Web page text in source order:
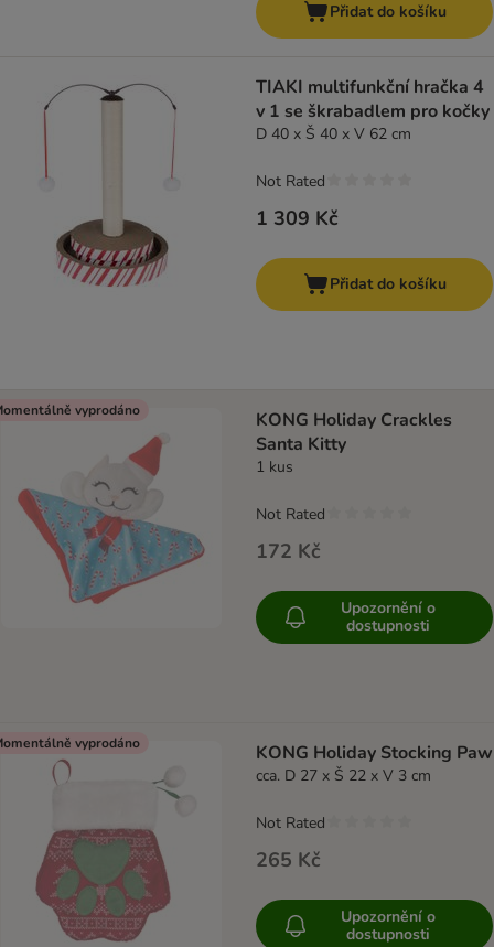
Přidat do košíku
TIAKI multifunkční hračka 4
v 1 se škrabadlem pro kočky
D 40 x Š 40 x V 62 cm
1 309 Kč
Not Rated
Přidat do košíku
vyprodáno
KONG Holiday Crackles
Santa Kitty
1 kus
172 Kč
Not Rated
Upozornění o
dostupnosti
vyprodáno KONG Holiday Stocking Paw
cca. D 27 x Š 22 x V 3 cm
265 Kč
Not Rated
Upozornění o
dostupnosti